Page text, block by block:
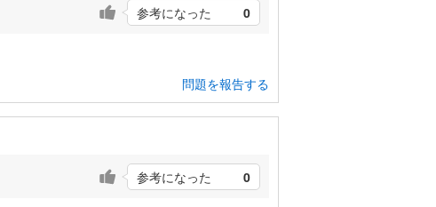
参考になった 0
問題を報告する
参考になった 0